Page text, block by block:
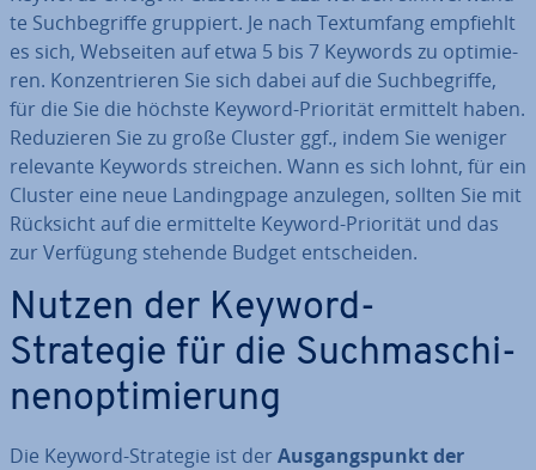
te Such­be­grif­fe gruppiert. Je nach Text­um­fang empfiehlt
es sich, Webseiten auf etwa 5 bis 7 Keywords zu op­ti­mie­
ren. Kon­zen­trie­ren Sie sich dabei auf die Such­be­grif­fe,
für die Sie die höchste Keyword-Priorität ermittelt haben.
Re­du­zie­ren Sie zu große Cluster ggf., indem Sie weniger
relevante Keywords streichen. Wann es sich lohnt, für ein
Cluster eine neue Landing­pa­ge anzulegen, sollten Sie mit
Rücksicht auf die er­mit­tel­te Keyword-Priorität und das
zur Verfügung stehende Budget ent­schei­den.
Nutzen der Keyword-
Strategie für die Such­ma­schi­
nen­op­ti­mie­rung
Die Keyword-Strategie ist der Aus­gangs­punkt der